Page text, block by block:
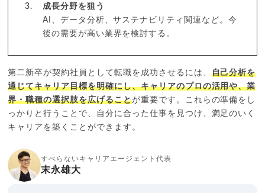
成長分野を狙う
AI、データ分析、サステナビリティ関連など。今
後の需要が高い業界を検討する。
第二新卒が契約社員として転職を成功させるには、 自己分析を
通じてキャリア目標を明確にし、キャリアのプロの活用や、業
界・職種の選択肢を広げることが重要です。これらの準備をし
っかりと行うことで、自分に合った仕事を見つけ、満足のいく
キャリアを築くことができます。
すべらないキャリアエージェント代表
末永雄大